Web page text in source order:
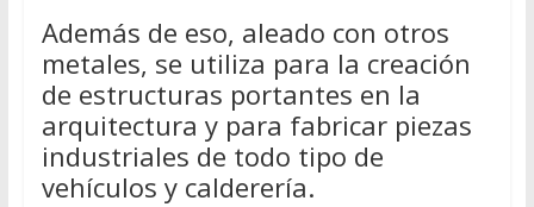
Además de eso, aleado con otros
metales, se utiliza para la creación
de estructuras portantes en la
arquitectura y para fabricar piezas
industriales de todo tipo de
vehículos y calderería.